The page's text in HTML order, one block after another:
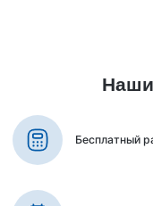
Наши
Бесплатный